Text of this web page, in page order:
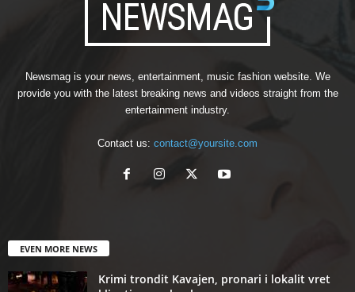
Newsmag is your news, entertainment, music fashion website. We
provide you with the latest breaking news and videos straight from the
entertainment industry.
Contact us: contact@yoursite.com
EVEN MORE NEWS
Krimi trondit Kavajen, pronari i lokalit vret